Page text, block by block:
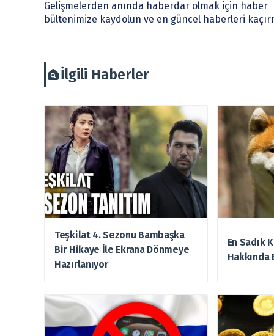
Sitemizde bulunan bilgiler ve görüşler, sizin mali
burada yer alan bilgilere dayanarak, yatırım
Gelişmelerden anında haberdar olmak için haber
bültenimize kaydolun ve en güncel haberleri
İlgili Haberler
Teşkilat 4. Sezonu Bambaşka
Bir Hikaye İle Ekrana Dönmeye
Hazırlanıyor
En Sadık